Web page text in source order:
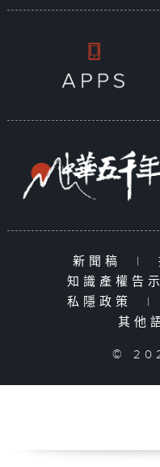
新聞稿 |
知識產權告
私隱政策
|
其他
©